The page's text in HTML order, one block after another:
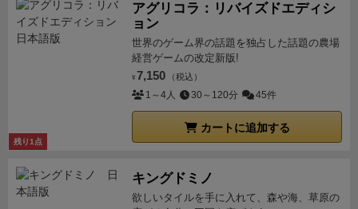
残り1点
アグリコラ：リバイズドエディシ
ョン
世界のゲーム界の話題を独占した話題の農場
経営ゲームの改定新版!
¥ 7,150 （税込）
1～4人 30～120分 45件
カートに追加する
キングドミノ
欲しいタイルを手に入れて、森や海、草原の